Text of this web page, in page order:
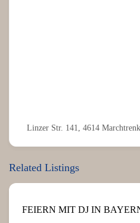
Linzer Str. 141, 4614
Related Listings
FEIERN MIT DJ IN